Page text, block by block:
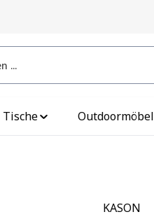
Tische Outdoormöbel
KASON